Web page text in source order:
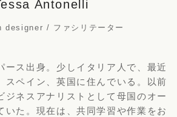
Antonelli
designer / ファシリテーター
ース出身。少しイタリア人で、最近
スペイン、英国に住んでいる。以前
ジネスアナリストとして母国のオー
いた。現在は、共同学習や作業 をお